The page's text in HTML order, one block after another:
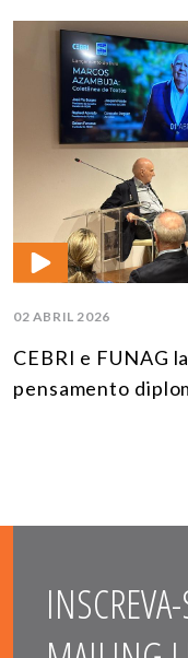
02 ABRIL 2026
CEBRI e FUNAG
pensamento